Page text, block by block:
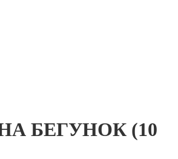
БЕГУНОК (10